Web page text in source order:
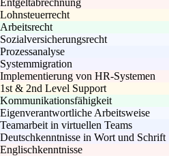
Lohnsteuerrecht
Arbeitsrecht
Sozialversicherungsrecht
Prozessanalyse
Systemmigration
Implementierung von HR-Systemen
1st & 2nd Level Support
Kommunikationsfähigkeit
Eigenverantwortliche Arbeitsweise
Teamarbeit in virtuellen Teams
Deutschkenntnisse in Wort und Schrift
Englischkenntnisse